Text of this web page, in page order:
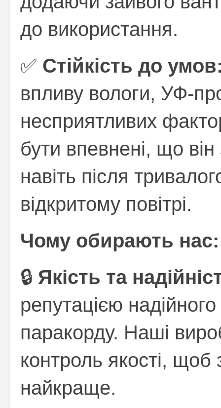
до використання.
✅ Стійкість до
впливу вологи, УФ-
несприятливих
бути впевнені, що він
навіть після
відкритому повітрі.
Чому обирають нас:
🔒 Якість та
репутацією
паракорду. Наші
контроль якості,
найкраще.